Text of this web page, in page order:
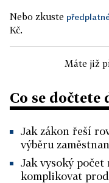
Nebo zkuste
Kč.
Máte již
Co se dočtete
Jak zákon řeší
výběru
Jak vysoký
komplikovat